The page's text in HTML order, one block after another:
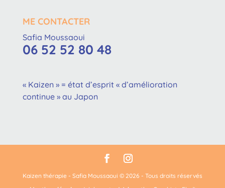
ME CONTACTER
Safia Moussaoui
06 52 52 80 48
« Kaizen » = état d’esprit « d’amélioration
continue » au Japon
Kaizen thérapie - Safia Moussaoui © 2026 - Tous droits réservés